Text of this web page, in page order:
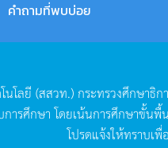
คำถามที่พบบ่อย
นโลยี (สสวท.) กระทรวงศึกษาธิก
ารศึกษา โดยเน้นการศึกษาขั้นพื้
โปรดแจ้งให้ทราบเ